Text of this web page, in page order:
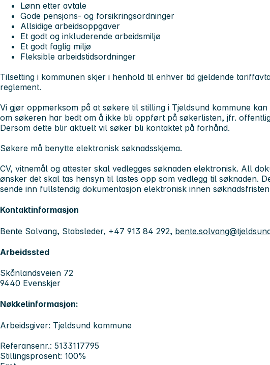
Lønn etter avtale
Gode pensjons- og forsikringsordninger
Allsidige arbeidsoppgaver
Et godt og inkluderende arbeidsmiljø
Et godt faglig miljø
Fleksible arbeidstidsordninger
Tilsetting i kommunen skjer i henhold til enhver tid gjeldende
reglement.
Vi gjør oppmerksom på at søkere til stilling i Tjeldsund kommune
om søkeren har bedt om å ikke bli oppført på søkerlisten, jfr.
Dersom dette blir aktuelt vil søker bli kontaktet på forhånd.
Søkere må benytte elektronisk søknadsskjema.
CV, vitnemål og attester skal vedlegges søknaden elektronisk. All
ønsker det skal tas hensyn til lastes opp som vedlegg til søknaden.
sende inn fullstendig dokumentasjon elektronisk innen
Kontaktinformasjon
Bente Solvang, Stabsleder, +47 913 84 292,
Arbeidssted
Skånlandsveien 72
9440 Evenskjer
Nøkkelinformasjon:
Arbeidsgiver: Tjeldsund kommune
Referansenr.: 5133117795
Stillingsprosent: 100%